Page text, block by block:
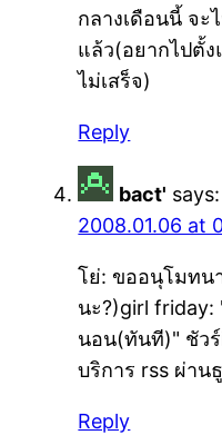
กลางเดือนนี้ จะ
แล้ว(อยากไปตั้
ไม่เสร็จ)
Reply
bact' says:
2008.01.06 at
โย่: ขออนุโมทน
นะ?)girl
นอน(ทันที)" ชัวร์
บริการ rss ผ่าน
Reply